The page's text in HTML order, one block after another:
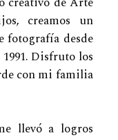
creamos un
fotografía desde
Disfruto los
con mi familia
llevó a logros